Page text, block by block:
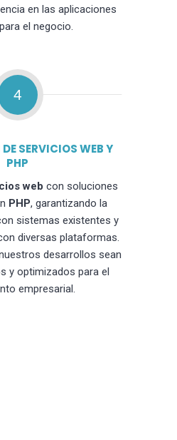
en las aplicaciones
el negocio.
4
SERVICIOS WEB Y
PHP
web con soluciones
PHP, garantizando la
sistemas existentes y
diversas plataformas.
desarrollos sean
y optimizados para el
empresarial.